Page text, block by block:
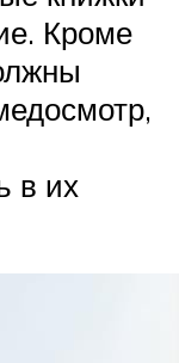
Кроме
в их